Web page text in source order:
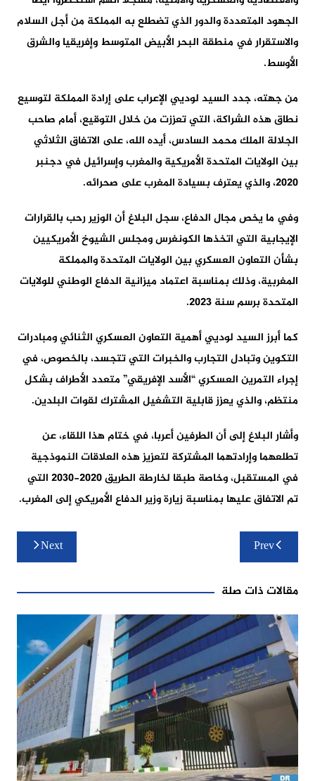
الجهود المتعددة والدور الذي تضطلع به المملكة من أجل السلام
والاستقرار في منطقة البحر الأبيض المتوسط ​​وإفريقيا والشرق
الأوسط.
من جهته، جدد السيد لوديي الإعراب على إرادة المملكة لتوسيع
نطاق هذه الشراكة، التي تعززت من خلال التوقيع، أمام صاحب
الجلالة الملك محمد السادس، أيده الله، على الاتفاق الثلاثي
بين الولايات المتحدة الأمريكية والمغرب وإسرائيل في دجنبر
2020، والذي يعترف بسيادة المغرب على صحرائه.
وفي ما يخص مجال الدفاع، سجل البلاغ أن الوزير رحب بالقرارات
الإيجابية التي اتخذها الكونغرس ومجلس الشيوخ الأمريكيين
بشأن التعاون العسكري بين الولايات المتحدة والمملكة
المغربية، وذلك بمناسبة اعتماد ميزانية الدفاع الوطني للولايات
المتحدة برسم سنة 2023.
كما أبرز السيد لوديي أهمية التعاون العسكري الثنائي ومبادرات
التكوين وتبادل التجارب والخبرات التي تتجسد، بالخصوص، في
إجراء التمرين العسكري “الأسد الإفريقي” متعدد الأطراف بشكل
منتظم، والذي يعزز قابلية التشغيل المشترك لقوات البلدين.
وأشار البلاغ إلى أن الطرفين أعربا، في ختام هذا اللقاء، عن
تطلعهما وإرادتهما المشتركة لتعزيز هذه العلاقات النموذجية
في المستقبل، وخاصة طبقا لخارطة الطريق 2020-2030 التي
تم الاتفاق عليها بمناسبة زيارة وزير الدفاع الأمريكي إلى المغرب.
تصفّح
المقالات
Prev
Next
مقالات ذات صلة